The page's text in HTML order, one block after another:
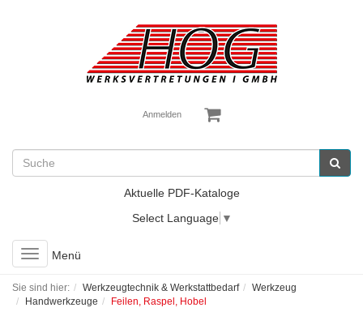
Anmelden
Aktuelle PDF-Kataloge
Select Language ▼
Toggle
navigation
Menü
Sie sind hier: Werkzeugtechnik & Werkstattbedarf
Werkzeug
Handwerkzeuge
Feilen, Raspel, Hobel